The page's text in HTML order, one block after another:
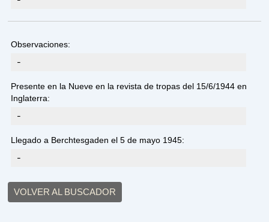
Observaciones:
-
Presente en la Nueve en la revista de tropas del 15/6/1944 en
Inglaterra:
-
Llegado a Berchtesgaden el 5 de mayo 1945:
-
VOLVER AL BUSCADOR